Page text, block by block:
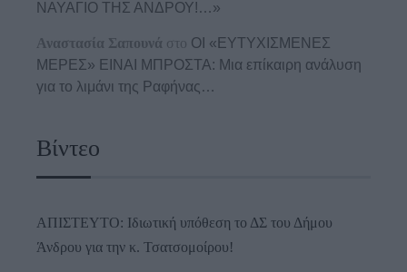
ΝΑΥΑΓΙΟ ΤΗΣ ΑΝΔΡΟΥ!…»
Αναστασία Σαπουνά στο ΟΙ «ΕΥΤΥΧΙΣΜΕΝΕΣ
ΜΕΡΕΣ» ΕΙΝΑΙ ΜΠΡΟΣΤΑ: Μια επίκαιρη ανάλυση
για το λιμάνι της Ραφήνας…
Βίντεο
ΑΠΙΣΤΕΥΤΟ: Ιδιωτική υπόθεση το ΔΣ του Δήμου
Άνδρου για την κ. Τσατσομοίρου!